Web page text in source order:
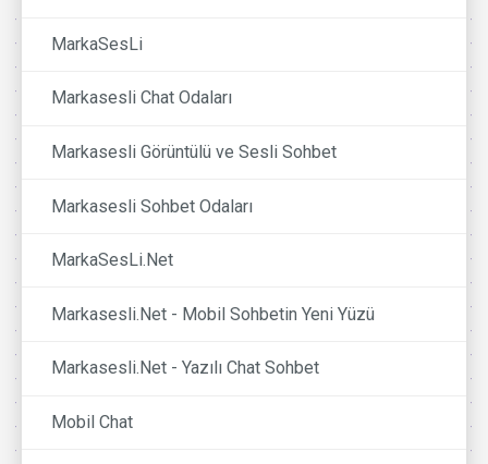
MarkaSesLi
Markasesli Chat Odaları
Markasesli Görüntülü ve Sesli Sohbet
Markasesli Sohbet Odaları
MarkaSesLi.Net
Markasesli.Net - Mobil Sohbetin Yeni Yüzü
Markasesli.Net - Yazılı Chat Sohbet
Mobil Chat